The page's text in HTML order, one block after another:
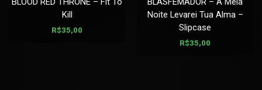
Kill
R$35,00
Noite Levarei Tua Alma –
Slipcase
R$35,00